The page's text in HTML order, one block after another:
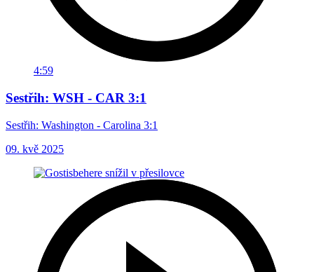
4:59
Sestřih: WSH - CAR 3:1
Sestřih: Washington - Carolina 3:1
09. kvě 2025